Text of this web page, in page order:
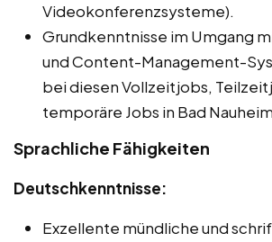
Videokonferenzsysteme).
Grundkenntnisse im Umgang
und Content-Management-
bei diesen Vollzeitjobs,
temporäre Jobs in Bad
Sprachliche Fähigkeiten
Deutschkenntnisse:
Exzellente mündliche und